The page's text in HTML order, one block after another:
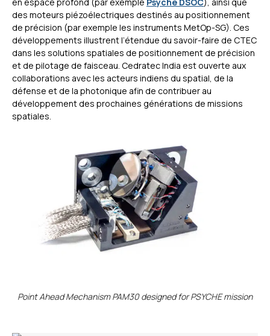
des moteurs piézoélectriques destinés au positionnement
de précision (par exemple les instruments MetOp-SG). Ces
développements illustrent l’étendue du savoir-faire de CTEC
dans les solutions spatiales de positionnement de précision
et de pilotage de faisceau. Cedratec India est ouverte aux
collaborations avec les acteurs indiens du spatial, de la
défense et de la photonique afin de contribuer au
développement des prochaines générations de missions
spatiales.
Point Ahead Mechanism PAM30 designed for PSYCHE mission